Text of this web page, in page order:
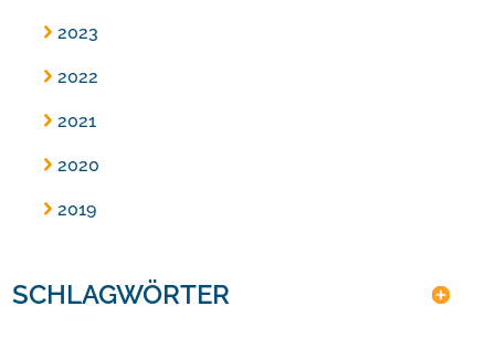
2023
2022
2021
2020
2019
SCHLAGWÖRTER